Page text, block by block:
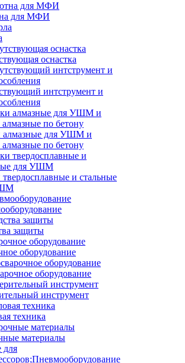
для МФИ
оснастка
интструмент и
алмазные для УШМ и
по бетону
и стальные
защиты
оборудование
оборудование
инструмент
техника
материалы